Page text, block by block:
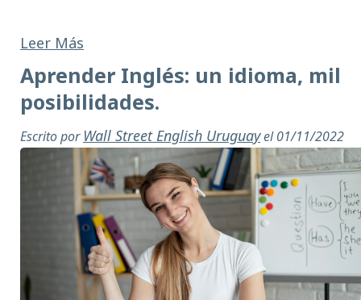
Leer Más
Aprender Inglés: un idioma, mil
posibilidades.
Escrito por Wall Street English Uruguayel 01/11/2022